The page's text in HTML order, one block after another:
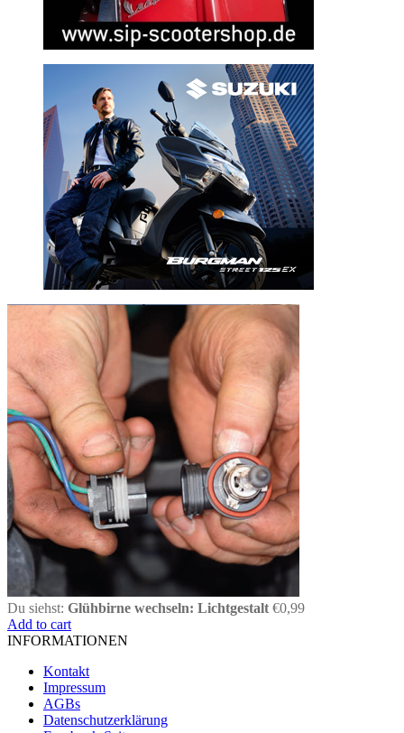
Du siehst: Glühbirne wechseln: Lichtgestalt €0,99
Add to cart
INFORMATIONEN
Kontakt
Impressum
AGBs
Datenschutzerklärung